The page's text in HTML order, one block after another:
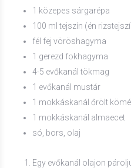
1 közepes sárgarépa
100 ml tejszín (én
fél fej vöröshagyma
1 gerezd fokhagyma
4-5 evőkanál tökmag
1 evőkanál mustár
1 mokkáskanál őrölt
1 mokkáskanál almaecet
só, bors, olaj
Egy evőkanál olajon